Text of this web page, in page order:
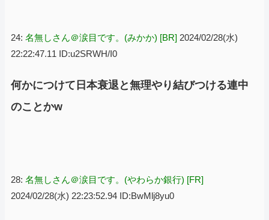
24: 名無しさん＠涙目です。(みかか) [BR] 2024/02/28(水)
22:22:47.11 ID:u2SRWH/I0
何かにつけて日本衰退と無理やり結びつける連中
のことかw
28: 名無しさん＠涙目です。(やわらか銀行) [FR]
2024/02/28(水) 22:23:52.94 ID:BwMlj8yu0